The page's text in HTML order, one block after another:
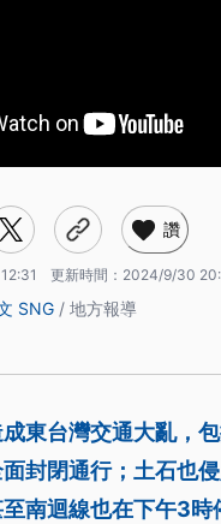
讚
更新時間： 2024/9/30
SNG / 地方報導
東台灣交通大亂，
封閉通行；土石也
南迴線也在下午3時